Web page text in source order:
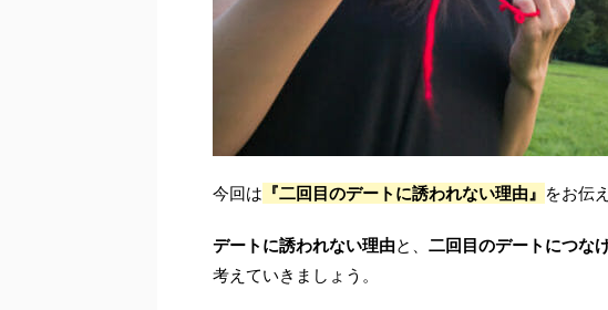
今回は 『二回目のデートに誘われない理由』 をお伝
デートに誘われない理由と、 二回目のデートにつな
考えていきましょう。